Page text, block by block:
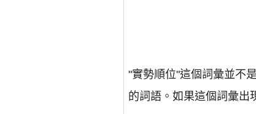
"實勢順位"這個詞彙並不
的詞語。如果這個詞彙出